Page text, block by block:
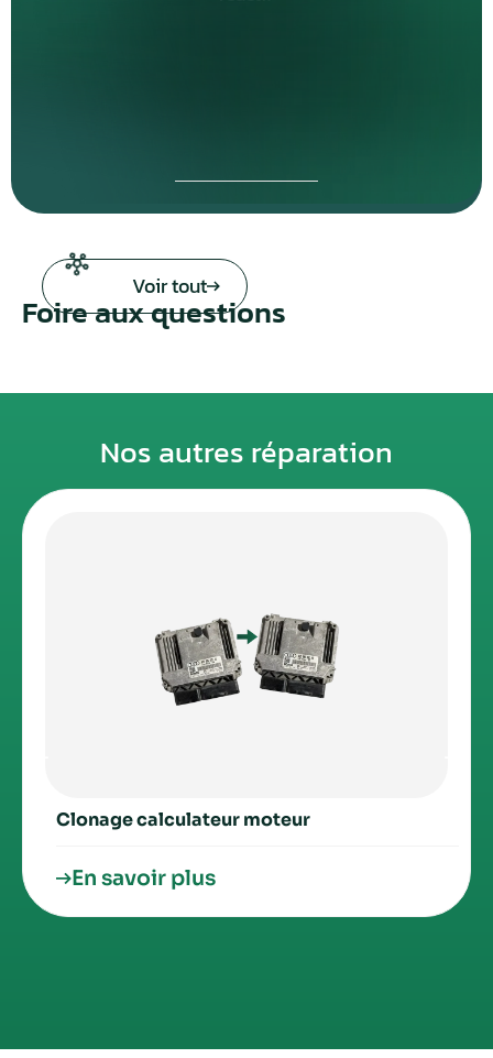
Voir tout
Foire aux questions
Nos autres réparation
Clonage calculateur moteur
En savoir plus